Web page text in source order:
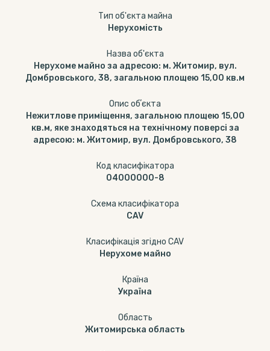
Тип об'єкта майна
Нерухомість
Назва об'єкта
Нерухоме майно за адресою: м. Житомир, вул.
Домбровського, 38, загальною площею 15,00 кв.м
Опис обʼєкта
Нежитлове приміщення, загальною площею 15,00
кв.м, яке знаходяться на технічному поверсі за
адресою: м. Житомир, вул. Домбровського, 38
Код класифікатора
04000000-8
Схема класифікатора
CAV
Класифікація згідно CAV
Нерухоме майно
Країна
Україна
Область
Житомирська область